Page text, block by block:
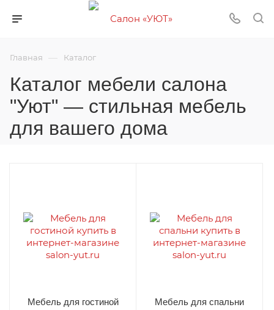
Главная — Каталог
Каталог мебели салона
"Уют" — стильная мебель
для вашего дома
Мебель для гостиной Мебель для спальни